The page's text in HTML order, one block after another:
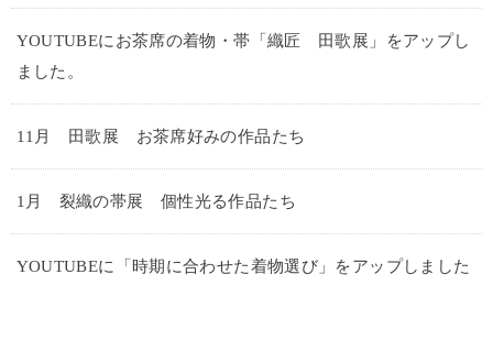
YOUTUBEにお茶席の着物・帯「織匠 田歌展」をアップし
ました。
11月 田歌展 お茶席好みの作品たち
1月 裂織の帯展 個性光る作品たち
YOUTUBEに「時期に合わせた着物選び」をアップしました